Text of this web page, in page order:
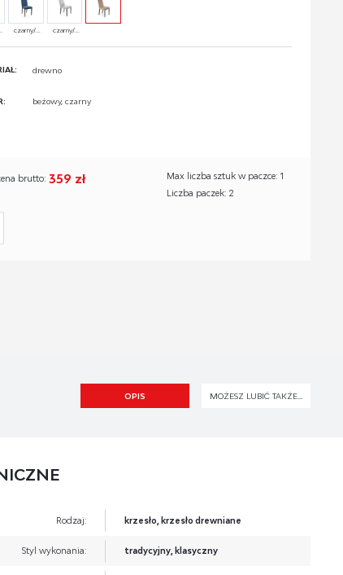
czarny/... czarny/...
drewno
beżowy, czarny
brutto: 359 zł
Max liczba sztuk w paczce: 1
Liczba paczek: 2
OPIS MOŻESZ LUBIĆ TAKŻE...
Rodzaj: krzesło, krzesło drewniane
Styl wykonania: tradycyjny, klasyczny